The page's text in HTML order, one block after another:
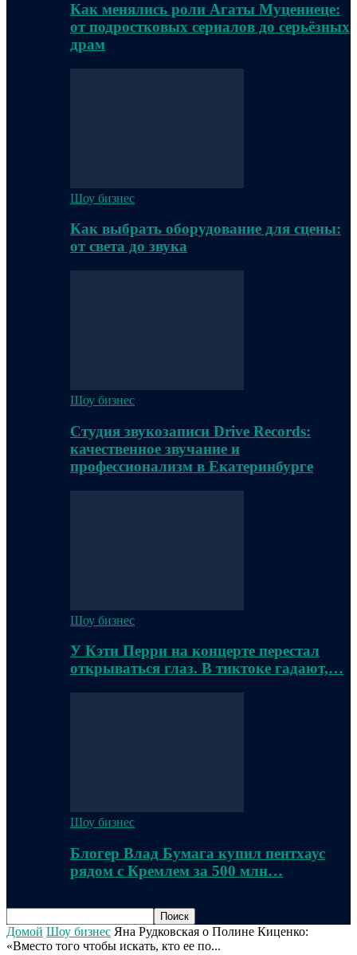
Как менялись роли Агаты Муцениеце:
от подростковых сериалов до серьёзных
драм
Шоу бизнес
Как выбрать оборудование для сцены:
от света до звука
Шоу бизнес
Студия звукозаписи Drive Records:
качественное звучание и
профессионализм в Екатеринбурге
Шоу бизнес
У Кэти Перри на концерте перестал
открываться глаз. В тиктоке гадают,…
Шоу бизнес
Блогер Влад Бумага купил пентхаус
рядом с Кремлем за 500 млн…
Домой Шоу бизнес Яна Рудковская о Полине Киценко:
«Вместо того чтобы искать, кто ее по...